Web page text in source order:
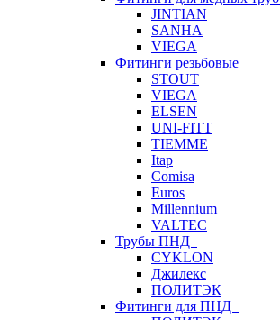
JINTIAN
SANHA
VIEGA
Фитинги резьбовые
STOUT
VIEGA
ELSEN
UNI-FITT
TIEMME
Itap
Comisa
Euros
Millennium
VALTEC
Трубы ПНД
CYKLON
Джилекс
ПОЛИТЭК
Фитинги для ПНД